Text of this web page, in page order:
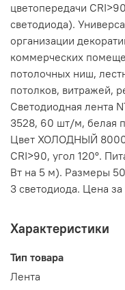
цветопередачи
светодиода).
организации
коммерческих
потолочных ниш,
потолков, витражей,
Светодиодная лента
3528, 60 шт/м, белая
Цвет ХОЛОДНЫЙ
CRI>90, угол 120°.
Вт на 5 м). Размеры
3 светодиода. Цена за
Характеристики
Тип товара
Лента